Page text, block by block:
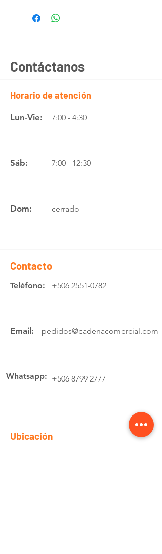
Contáctanos
Horario de atención
Lun-Vie: 7:00 - 4:30
Sáb: 7:00 - 12:30
Dom: cerrado
Contacto
Teléfono: +506 2551-0782
Email: pedidos@cadenacomercial.com
Whatsapp: +506 8799 2777
Ubicación